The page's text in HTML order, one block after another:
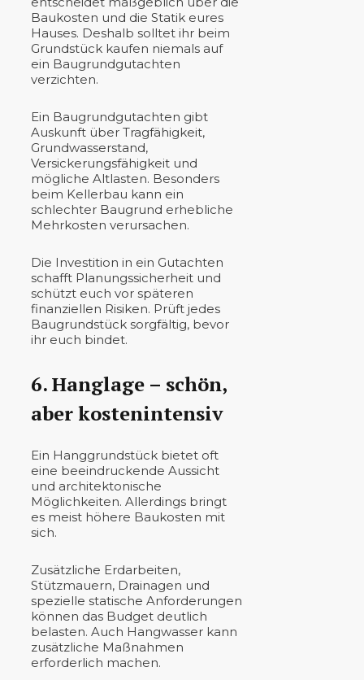
Baukosten und die Statik eures
Hauses. Deshalb solltet ihr beim
Grundstück kaufen niemals auf
ein Baugrundgutachten
verzichten.
Ein Baugrundgutachten gibt
Auskunft über Tragfähigkeit,
Grundwasserstand,
Versickerungsfähigkeit und
mögliche Altlasten. Besonders
beim Kellerbau kann ein
schlechter Baugrund erhebliche
Mehrkosten verursachen.
Die Investition in ein Gutachten
schafft Planungssicherheit und
schützt euch vor späteren
finanziellen Risiken. Prüft jedes
Baugrundstück sorgfältig, bevor
ihr euch bindet.
6. Hanglage – schön,
aber kostenintensiv
Ein Hanggrundstück bietet oft
eine beeindruckende Aussicht
und architektonische
Möglichkeiten. Allerdings bringt
es meist höhere Baukosten mit
sich.
Zusätzliche Erdarbeiten,
Stützmauern, Drainagen und
spezielle statische Anforderungen
können das Budget deutlich
belasten. Auch Hangwasser kann
zusätzliche Maßnahmen
erforderlich machen.